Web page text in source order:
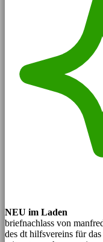
NEU im Laden
briefnachlass von
des dt hilfsvereins für